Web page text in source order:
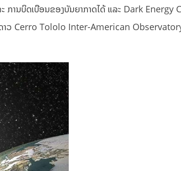
ການບິດເບືອນຂອງບັນຍາກາດໄດ້ ແລະ Dark Energy
ວ Cerro Tololo Inter-American